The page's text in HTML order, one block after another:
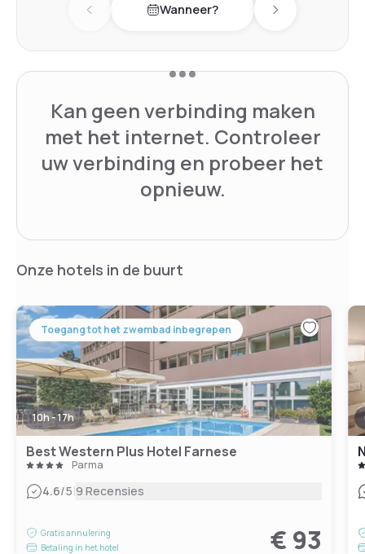
Previous dayWanneer? Next day
Kan geen verbinding maken
met het internet. Controleer
uw verbinding en probeer het
opnieuw.
Onze hotels in de buurt
Toegang tot het zwembad inbegrepen
10h - 17h
Best Western Plus Hotel Farnese
Parma
4.6/5|9 Recensies
Gratis annulering
Betaling in het hotel
€ 93